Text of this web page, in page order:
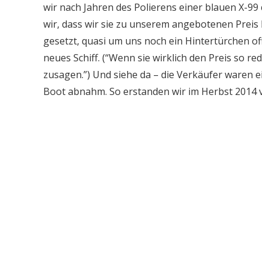
wir nach Jahren des Polierens einer blauen X-
wir, dass wir sie zu unserem angebotenen
gesetzt, quasi um uns noch ein Hintertürchen
neues Schiff. (“Wenn sie wirklich den Preis so
zusagen.”) Und siehe da – die Verkäufer
Boot abnahm. So erstanden wir im Herbst